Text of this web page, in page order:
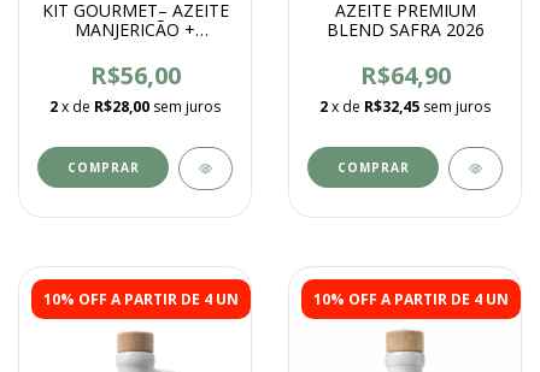
KIT GOURMET– AZEITE
MANJERICÃO +
GLICERINADO
R$56,00
2x de R$28,00 sem juros
AZEITE PREMIUM
BLEND SAFRA 2026
R$64,90
2x de R$32,45 sem juros
10% OFF A PARTIR DE 4 UN 10% OFF A PARTIR DE 4 UN